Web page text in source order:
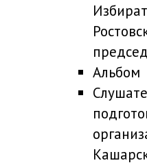
Альбом